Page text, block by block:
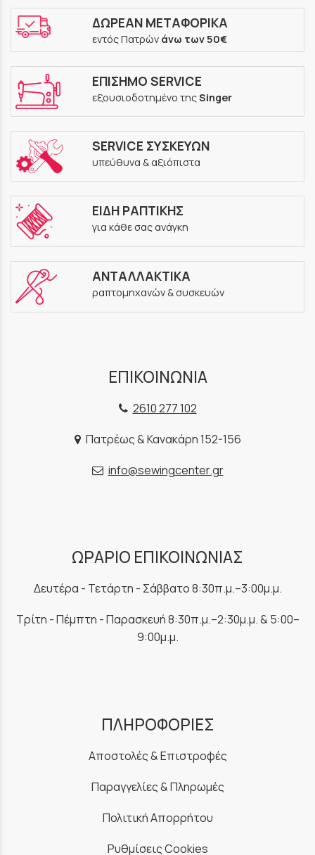
ΔΩΡΕΑΝ ΜΕΤΑΦΟΡΙΚΑ
εντός Πατρών άνω των 50€
ΕΠΙΣΗΜΟ SERVICE
εξουσιοδοτημένο τηςSinger
SERVICE ΣΥΣΚΕΥΩΝ
υπεύθυνα & αξιόπιστα
ΕΙΔΗ ΡΑΠΤΙΚΗΣ
για κάθε σας ανάγκη
ΑΝΤΑΛΛΑΚΤΙΚΑ
ραπτομηχανών & συσκευών
ΕΠΙΚΟΙΝΩΝΙΑ
2610 277 102
Πατρέως & Κανακάρη 152-156
info@sewingcenter.gr
ΩΡΑΡΙΟ ΕΠΙΚΟΙΝΩΝΙΑΣ
Δευτέρα - Τετάρτη - Σάββατο 8:30π.μ.–3:00μ.μ.
Τρίτη - Πέμπτη - Παρασκευή 8:30π.μ.–2:30μ.μ. & 5:00–
9:00μ.μ.
ΠΛΗΡΟΦΟΡΙΕΣ
Αποστολές & Επιστροφές
Παραγγελίες & Πληρωμές
Πολιτική Απορρήτου
Ρυθμίσεις Cookies